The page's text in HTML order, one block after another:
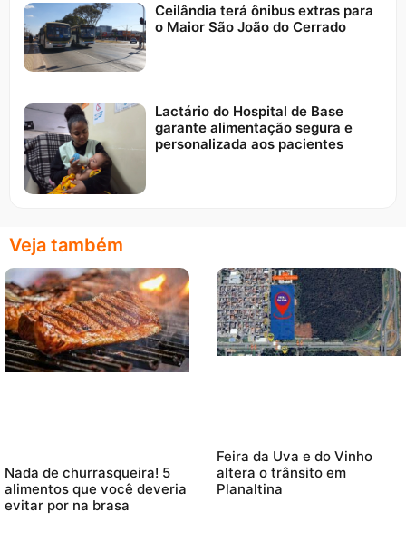
Ceilândia terá ônibus extras para
o Maior São João do Cerrado
Lactário do Hospital de Base
garante alimentação segura e
personalizada aos pacientes
Veja também
Nada de churrasqueira! 5
alimentos que você deveria
evitar por na brasa
Feira da Uva e do Vinho
altera o trânsito em
Planaltina